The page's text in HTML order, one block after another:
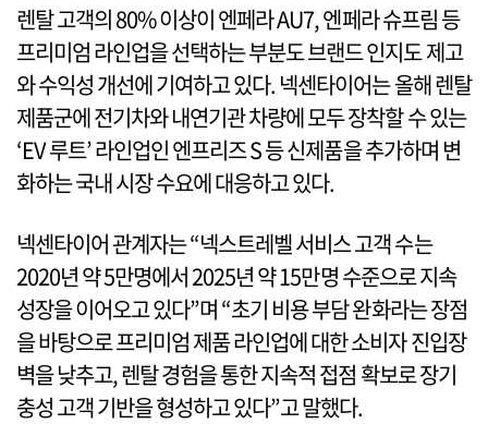
렌탈 고객의 80% 이상이 엔페라 AU7, 엔페라 슈프림 등
프리미엄 라인업을 선택하는 부분도 브랜드 인지도 제고
와 수익성 개선에 기여하고 있다. 넥센타이어는 올해 렌탈
제품군에 전기차와 내연기관 차량에 모두 장착할 수 있는
‘EV 루트’ 라인업인 엔프리즈 S 등 신제품을 추가하며 변
화하는 국내 시장 수요에 대응하고 있다.
넥센타이어 관계자는 “넥스트레벨 서비스 고객 수는
2020년 약 5만명에서 2025년 약 15만명 수준으로 지속
성장을 이어오고 있다”며 “초기 비용 부담 완화라는 장점
을 바탕으로 프리미엄 제품 라인업에 대한 소비자 진입장
벽을 낮추고, 렌탈 경험을 통한 지속적 접점 확보로 장기
충성 고객 기반을 형성하고 있다”고 말했다.